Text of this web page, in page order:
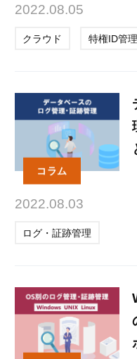
2022.08.05
クラウド 特権ID管理
コラム
2022.08.03
ログ・証跡管理